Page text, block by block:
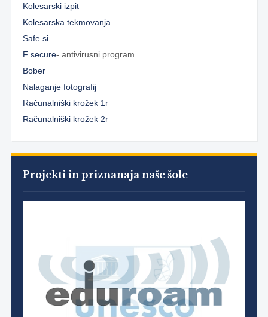
Kolesarski izpit
Kolesarska tekmovanja
Safe.si
F secure- antivirusni program
Bober
Nalaganje fotografij
Računalniški krožek 1r
Računalniški krožek 2r
Projekti in priznanaja naše šole